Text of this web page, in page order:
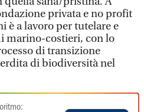
privata e no profit
è a lavoro per tutelare e
marino-costieri, con lo
di transizione
di biodiversità nel